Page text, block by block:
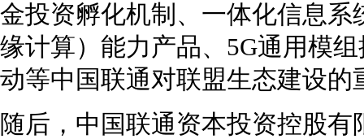
金投资孵化机制、一体化信息
缘计算）能力产品、5G通用模
动等中国联通对联盟生态建设的
随后，中国联通资本投资控股